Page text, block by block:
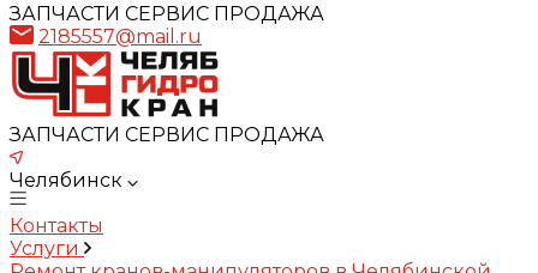
ЗАПЧАСТИ СЕРВИС ПРОДАЖА
2185557@mail.ru
ЗАПЧАСТИ СЕРВИС ПРОДАЖА
Челябинск
Контакты
Услуги